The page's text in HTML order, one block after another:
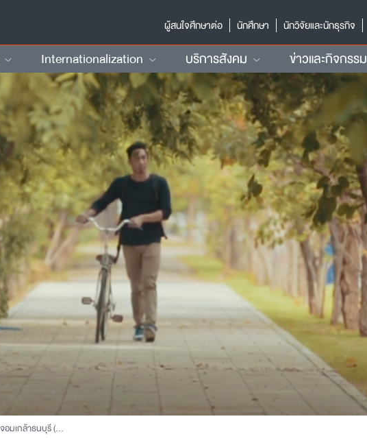
ผู้สนใจศึกษาต่อ
นักศึกษา นักวิจัยและนักธุรกิจ
Internationalization บริการสังคม ข่าวและกิจกรรม
ธนบุรี (บางขุนเทียน)